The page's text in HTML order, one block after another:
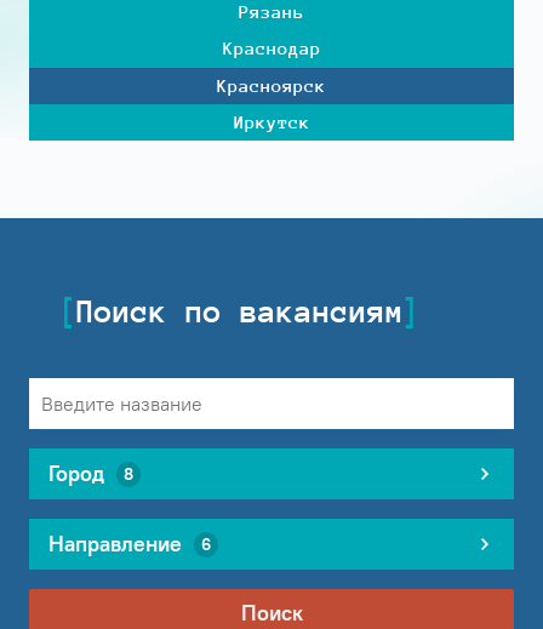
Рязань
Краснодар
Красноярск
Иркутск
Поиск по вакансиям
Город 8
Направление 6
Поиск